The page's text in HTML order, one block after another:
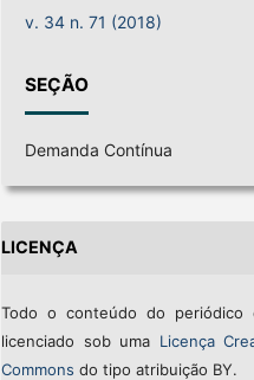
v. 34 n. 71 (2018)
SEÇÃO
Demanda Contínua
LICENÇA
Todo o conteúdo do periódico
licenciado sob uma Licença
Commons do tipo atribuição BY.